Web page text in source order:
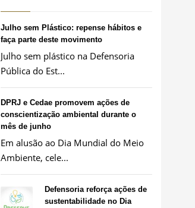
Julho sem Plástico: repense hábitos e
faça parte deste movimento
Julho sem plástico na Defensoria
Pública do Est...
DPRJ e Cedae promovem ações de
conscientização ambiental durante o
mês de junho
Em alusão ao Dia Mundial do Meio
Ambiente, cele...
Defensoria reforça ações de
sustentabilidade no Dia